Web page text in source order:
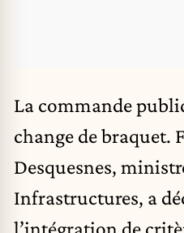
La commande
change de braquet.
Desquesnes,
Infrastructures, a
l’intégration de